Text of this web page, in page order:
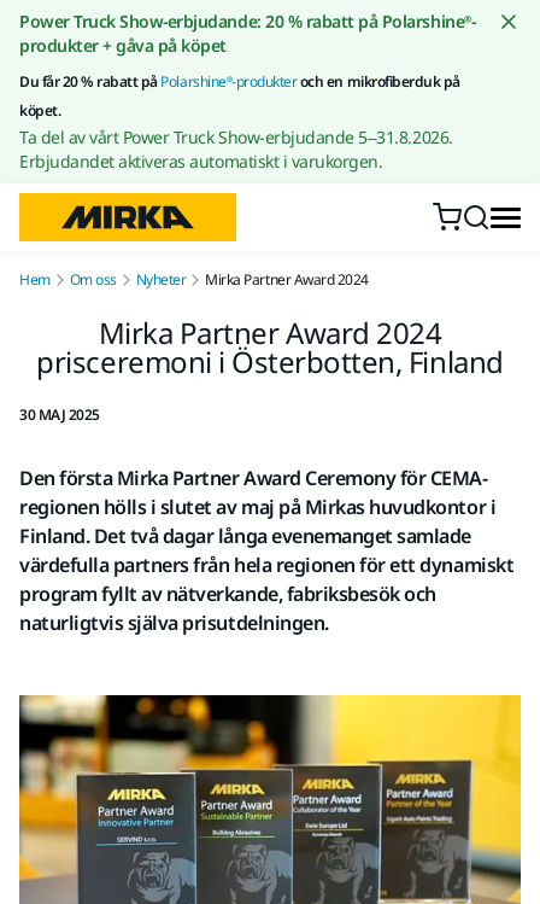
Gå till innehållet
Power Truck Show-erbjudande: 20 % rabatt på Polarshine®-
produkter + gåva på köpet
Du får 20 % rabatt påPolarshine®-produkteroch en mikrofiberduk på
köpet.
Ta del av vårt Power Truck Show-erbjudande 5–31.8.2026.
Erbjudandet aktiveras automatiskt i varukorgen.
Hem Om oss Nyheter Mirka Partner Award 2024
Mirka Partner Award 2024
prisceremoni i Österbotten, Finland
30 MAJ 2025
Den första Mirka Partner Award Ceremony för CEMA-
regionen hölls i slutet av maj på Mirkas huvudkontor i
Finland. Det två dagar långa evenemanget samlade
värdefulla partners från hela regionen för ett dynamiskt
program fyllt av nätverkande, fabriksbesök och
naturligtvis själva prisutdelningen.